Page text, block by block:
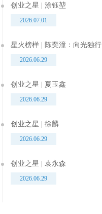
创业之星 | 涂钰堃
2026.07.01
星火榜样 | 陈奕潼：向光独行
2026.06.29
创业之星 | 夏玉鑫
2026.06.29
创业之星 | 徐麟
2026.06.29
创业之星 | 袁永森
2026.06.29